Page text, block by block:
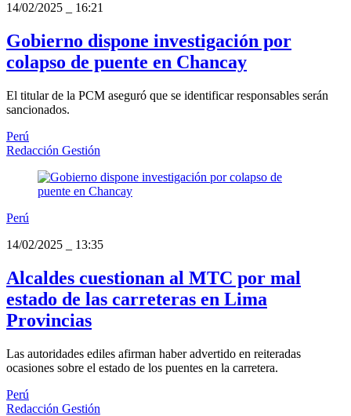
14/02/2025
16:21
Gobierno dispone investigación por
colapso de puente en Chancay
El titular de la PCM aseguró que se identificar responsables serán
sancionados.
Perú
Redacción Gestión
Perú
14/02/2025
13:35
Alcaldes cuestionan al MTC por mal
estado de las carreteras en Lima
Provincias
Las autoridades ediles afirman haber advertido en reiteradas
ocasiones sobre el estado de los puentes en la carretera.
Perú
Redacción Gestión